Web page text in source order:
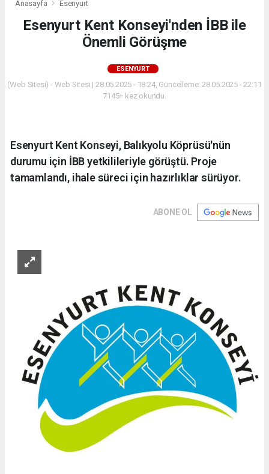
Anasayfa Esenyurt
Esenyurt Kent Konseyi'nden İBB ile
Önemli Görüşme
ESENYURT
(Web Sitesi) - Web Sitesi | 28.05.2025 - 18:24, Güncelleme: 28.05.2025 - 22:11
7145+ kez okundu.
Esenyurt Kent Konseyi, Balıkyolu Köprüsü'nün
durumu için İBB yetkilileriyle görüştü. Proje
tamamlandı, ihale süreci için hazırlıklar sürüyor.
ABONE OL